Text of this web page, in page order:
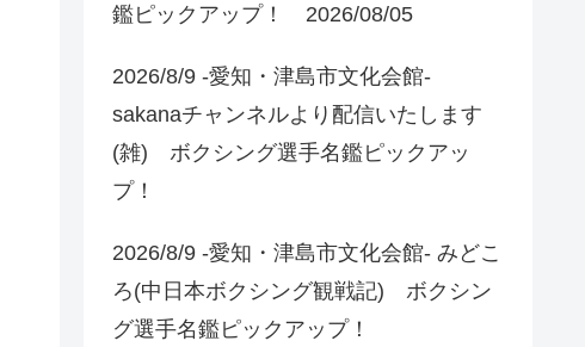
鑑ピックアップ！ 2026/08/05
2026/8/9 -愛知・津島市文化会館-
sakanaチャンネルより配信いたします
(雑) ボクシング選手名鑑ピックアッ
プ！
2026/8/9 -愛知・津島市文化会館- みどこ
ろ(中日本ボクシング観戦記) ボクシン
グ選手名鑑ピックアップ！